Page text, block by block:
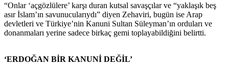
“Onlar ‘açgözlülere’ karşı duran kutsal savaşçılar ve “yaklaşık beş
asır İslam’ın savunucularıydı” diyen Zehaviri, bugün ise Arap
devletleri ve Türkiye’nin Kanuni Sultan Süleyman’ın orduları ve
donanmaları yerine sadece birkaç gemi toplayabildiğini belirtti.
‘ERDOĞAN BİR KANUNİ DEĞİL’